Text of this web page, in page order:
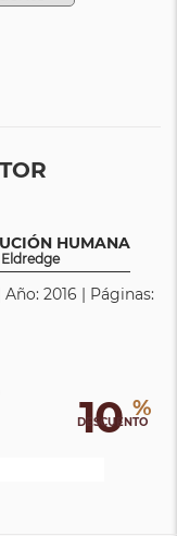
HUMANA
2016 | Páginas:
10 %
DESCUENTO